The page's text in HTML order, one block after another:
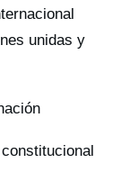
unidas y